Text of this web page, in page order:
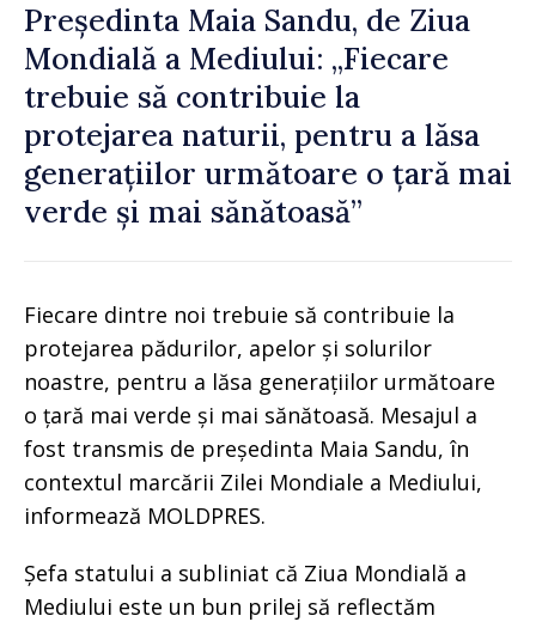
Președinta Maia Sandu, de Ziua
Mondială a Mediului: „Fiecare
trebuie să contribuie la
protejarea naturii, pentru a lăsa
generațiilor următoare o țară mai
verde și mai sănătoasă”
Fiecare dintre noi trebuie să contribuie la
protejarea pădurilor, apelor și solurilor
noastre, pentru a lăsa generațiilor următoare
o țară mai verde și mai sănătoasă. Mesajul a
fost transmis de președinta Maia Sandu, în
contextul marcării Zilei Mondiale a Mediului,
informează MOLDPRES.
Șefa statului a subliniat că Ziua Mondială a
Mediului este un bun prilej să reflectăm